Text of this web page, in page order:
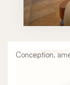
Conception,
provençale en